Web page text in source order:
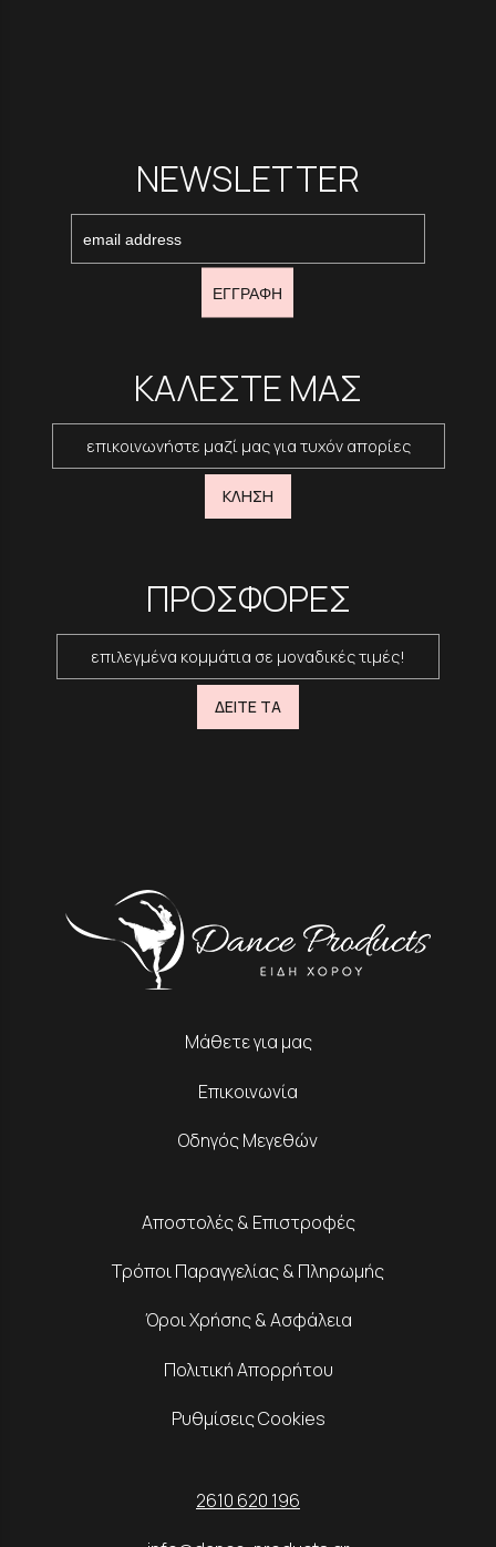
NEWSLETTER
ΕΓΓΡΑΦΗ
ΚΑΛΕΣΤΕ ΜΑΣ
επικοινωνήστε μαζί μας για τυχόν απορίες
ΚΛΗΣΗ
ΠΡΟΣΦΟΡΕΣ
επιλεγμένα κομμάτια σε μοναδικές τιμές!
ΔΕΙΤΕ ΤΑ
Μάθετε για μας
Επικοινωνία
Οδηγός Μεγεθών
Αποστολές & Επιστροφές
Τρόποι Παραγγελίας & Πληρωμής
Όροι Χρήσης & Ασφάλεια
Πολιτική Απορρήτου
Ρυθμίσεις Cookies
2610 620 196